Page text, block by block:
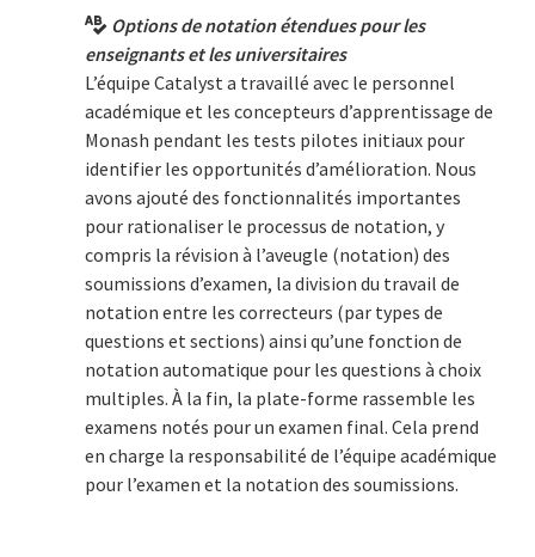
Options de notation étendues pour les
enseignants et les universitaires
L’équipe Catalyst a travaillé avec le personnel
académique et les concepteurs d’apprentissage de
Monash pendant les tests pilotes initiaux pour
identifier les opportunités d’amélioration. Nous
avons ajouté des fonctionnalités importantes
pour rationaliser le processus de notation, y
compris la révision à l’aveugle (notation) des
soumissions d’examen, la division du travail de
notation entre les correcteurs (par types de
questions et sections) ainsi qu’une fonction de
notation automatique pour les questions à choix
multiples. À la fin, la plate-forme rassemble les
examens notés pour un examen final. Cela prend
en charge la responsabilité de l’équipe académique
pour l’examen et la notation des soumissions.